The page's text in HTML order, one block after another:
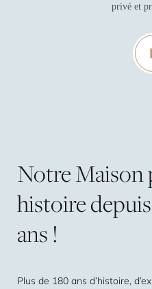
NotreMaison
histoiredepuis
ans!
Plus de 180 ans d’histoire,